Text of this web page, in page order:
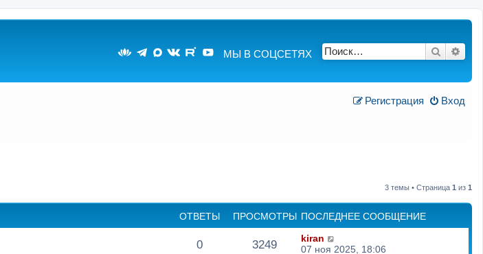
МЫ В СОЦСЕТЯХ Поиск
Вход
Регистрация
3 темы • Страница 1 из 1
ОТВЕТЫ ПРОСМОТРЫ ПОСЛЕДНЕЕ СООБЩЕНИЕ
0 3249
kiran
07 ноя 2025, 18:06